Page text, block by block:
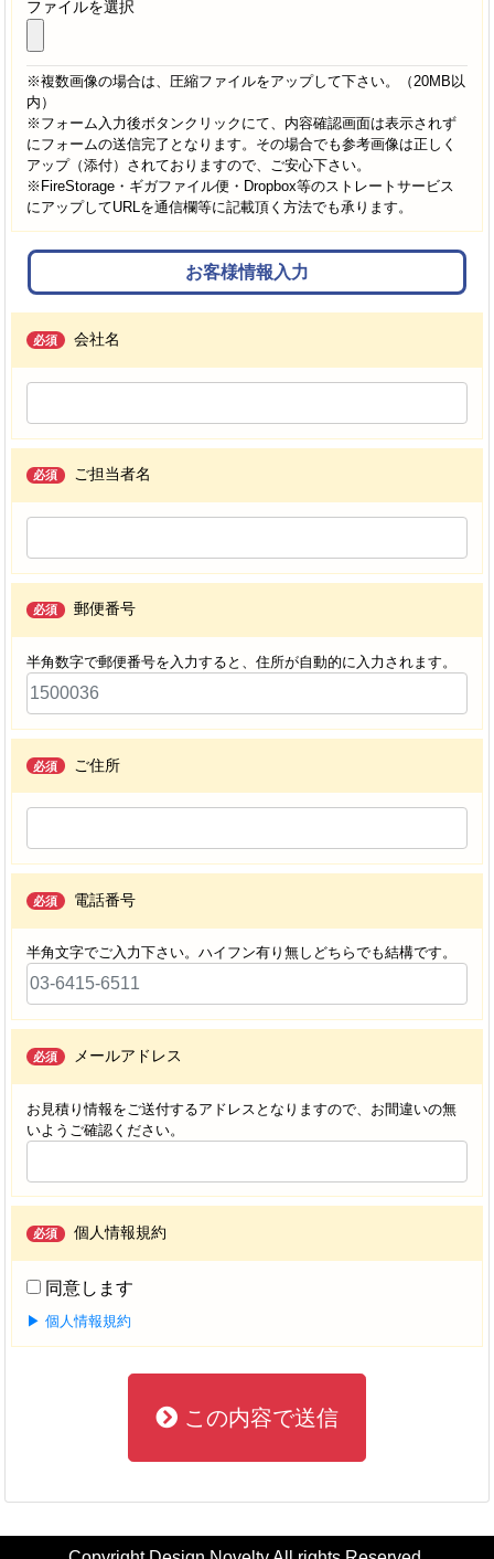
ファイルを選択
※複数画像の場合は、圧縮ファイルをアップして下さい。（20MB以
内）
※フォーム入力後ボタンクリックにて、内容確認画面は表示されず
にフォームの送信完了となります。その場合でも参考画像は正しく
アップ（添付）されておりますので、ご安心下さい。
※FireStorage・ギガファイル便・Dropbox等のストレートサービス
にアップしてURLを通信欄等に記載頂く方法でも承ります。
お客様情報入力
必須 会社名
必須 ご担当者名
必須 郵便番号
半角数字で郵便番号を入力すると、住所が自動的に入力されます。
必須 ご住所
必須 電話番号
半角文字でご入力下さい。ハイフン有り無しどちらでも結構です。
必須 メールアドレス
お見積り情報をご送付するアドレスとなりますので、お間違いの無
いようご確認ください。
必須 個人情報規約
同意します
▶ 個人情報規約
この内容で送信